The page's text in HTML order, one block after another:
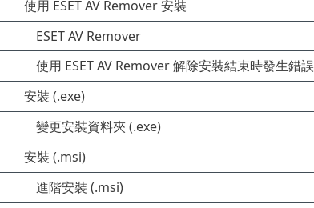
使用 ESET AV Remover 安裝
ESET AV Remover
使用 ESET AV Remover 解除安裝結束時發生錯誤
安裝 (.exe)
變更安裝資料夾 (.exe)
安裝 (.msi)
進階安裝 (.msi)